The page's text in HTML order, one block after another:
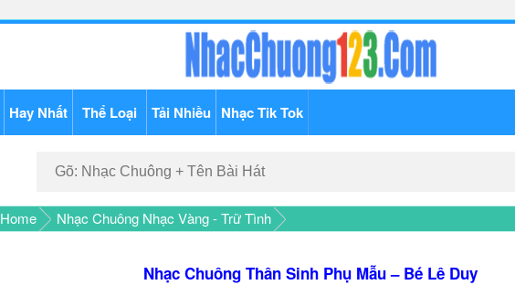
Hay Nhất Thể Loại Tải Nhiều Nhạc Tik Tok
Home Nhạc Chuông Nhạc Vàng - Trữ Tình
Nhạc Chuông Thân Sinh Phụ Mẫu – Bé Lê Duy